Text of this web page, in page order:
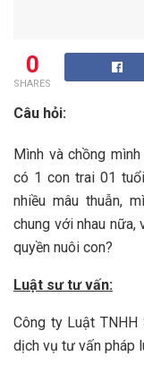
0
SHARES
Câu hỏi:
Mình và chồng
có 1 con trai 01
nhiều mâu thuẫn,
chung với nhau
quyền nuôi con?
Luật sư tư vấn:
Công ty Luật
dịch vụ tư vấn pháp